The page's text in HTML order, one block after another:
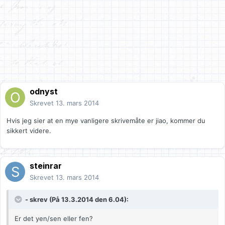
odnyst
Skrevet 13. mars 2014
Hvis jeg sier at en mye vanligere skrivemåte er jiao, kommer du
sikkert videre.
steinrar
Skrevet 13. mars 2014
- skrev (På 13.3.2014 den 6.04):
Er det yen/sen eller fen?